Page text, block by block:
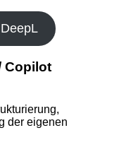
Copilot
der eigenen